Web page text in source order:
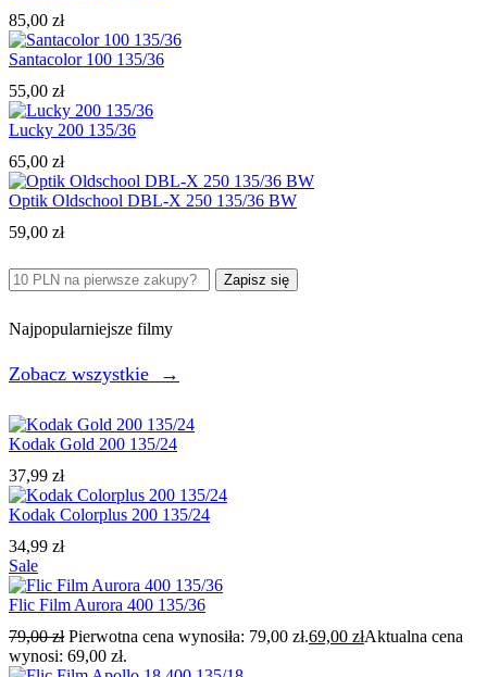
85,00 zł
Santacolor 100 135/36
55,00 zł
Lucky 200 135/36
65,00 zł
Optik Oldschool DBL-X 250 135/36 BW
59,00 zł
Najpopularniejsze filmy
Zobacz wszystkie →
Kodak Gold 200 135/24
37,99 zł
Kodak Colorplus 200 135/24
34,99 zł
Sale
Flic Film Aurora 400 135/36
79,00zł Pierwotna cena wynosiła: 79,00 zł.69,00 złAktualna cena
wynosi: 69,00 zł.